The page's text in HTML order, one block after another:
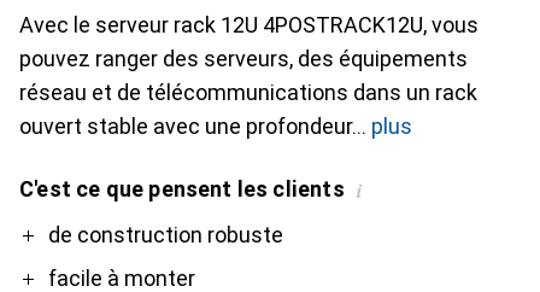
Avec le serveur rack 12U 4POSTRACK12U, vous
pouvez ranger des serveurs, des équipements
réseau et de télécommunications dans un rack
ouvert stable avec une profondeur
plus
C'est ce que pensent les clients i
Prode construction robuste
facile à monter
Contre